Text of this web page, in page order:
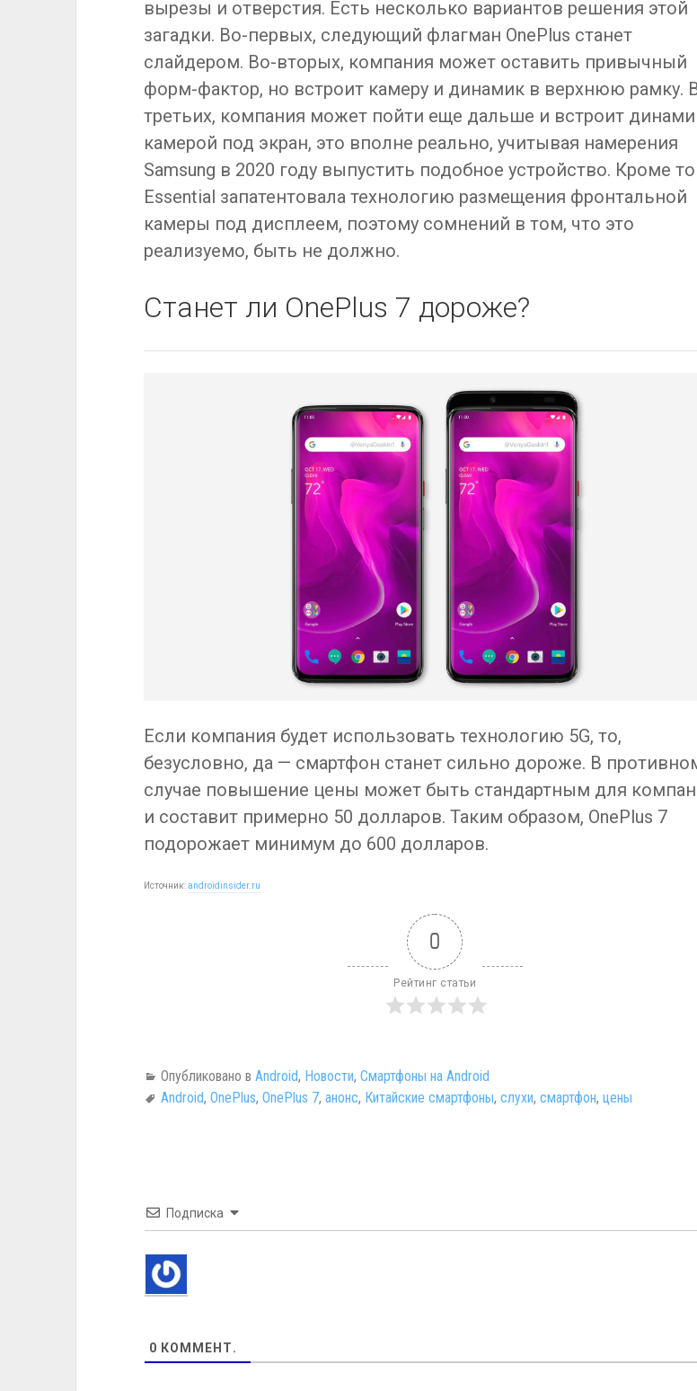
вырезы и отверстия. Есть несколько вариантов решения этой
загадки. Во-первых, следующий флагман OnePlus станет
слайдером. Во-вторых, компания может оставить привычный
форм-фактор, но встроит камеру и динамик в верхнюю рамку.
третьих, компания может пойти еще дальше и встроит
камерой под экран, это вполне реально, учитывая намерения
Samsung в 2020 году выпустить подобное устройство. Кроме
Essential запатентовала технологию размещения фронтальной
камеры под дисплеем, поэтому сомнений в том, что это
реализуемо, быть не должно.
Станет ли OnePlus 7 дороже?
Если компания будет использовать технологию 5G, то,
безусловно, да — смартфон станет сильно дороже. В
случае повышение цены может быть стандартным для
и составит примерно 50 долларов. Таким образом, OnePlus 7
подорожает минимум до 600 долларов.
Источник:androidinsider.ru
0
Рейтинг статьи
Опубликовано в Android, Новости, Смартфоны на Android
Android, OnePlus, OnePlus 7, анонс, Китайские смартфоны, слухи, смартфон, цены
Подписка
0 КОММЕНТ.